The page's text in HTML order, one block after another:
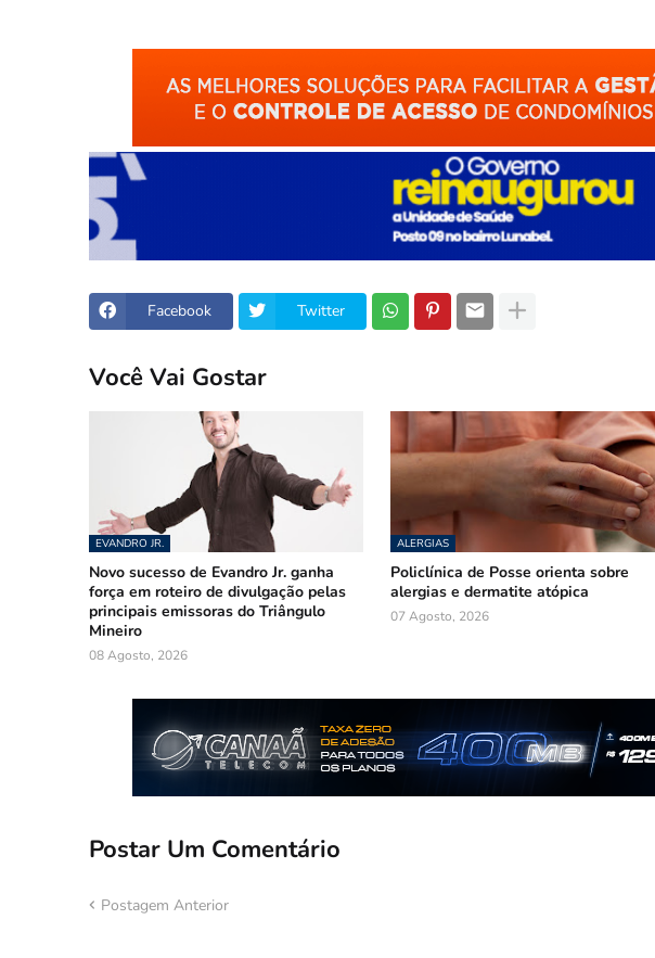
Facebook Twitter
Você Vai Gostar
EVANDRO JR.
Novo sucesso de Evandro Jr. ganha
força em roteiro de divulgação pelas
principais emissoras do Triângulo
Mineiro
08 Agosto, 2026
ALERGIAS
Policlínica de Posse orienta sobre
alergias e dermatite atópica
07 Agosto, 2026
Postar Um Comentário
Postagem Anterior